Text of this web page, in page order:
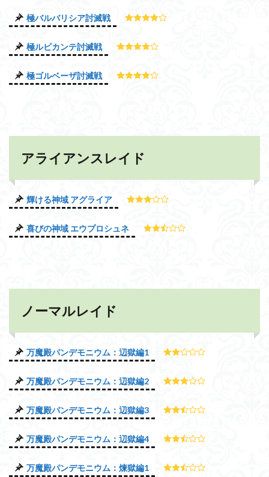
極バルバリシア討滅戦
極ルビカンテ討滅戦
極ゴルベーザ討滅戦
アライアンスレイド
輝ける神域 アグライア
喜びの神域 エウプロシュネ
ノーマルレイド
万魔殿パンデモニウム：辺獄編1
万魔殿パンデモニウム：辺獄編2
万魔殿パンデモニウム：辺獄編3
万魔殿パンデモニウム：辺獄編4
万魔殿パンデモニウム：煉獄編1